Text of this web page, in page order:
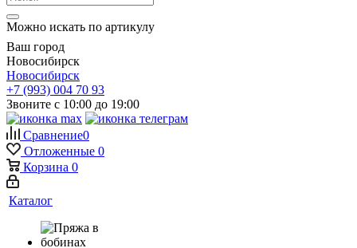
Можно искать по артикулу
Ваш город
Новосибирск
Новосибирск
+7 (993) 004 70 93
Звоните с 10:00 до 19:00
Сравнение0
Отложенные 0
Корзина 0
Каталог